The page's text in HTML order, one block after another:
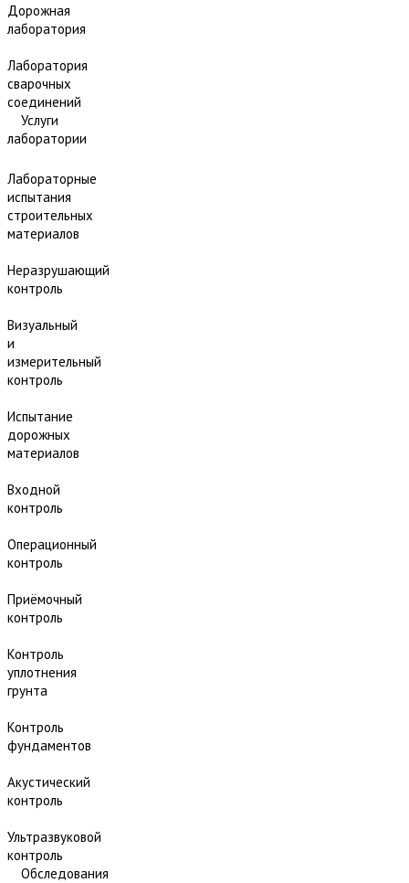
Дорожная
лаборатория
Лаборатория
сварочных
соединений
Услуги
лаборатории
Лабораторные
испытания
строительных
материалов
Неразрушающий
контроль
Визуальный
и
измерительный
контроль
Испытание
дорожных
материалов
Входной
контроль
Операционный
контроль
Приёмочный
контроль
Контроль
уплотнения
грунта
Контроль
фундаментов
Акустический
контроль
Ультразвуковой
контроль
Обследования